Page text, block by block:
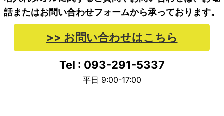
話またはお問い合わせフォームから承っております。
>> お問い合わせはこちら
Tel : 093-291-5337
平日 9:00-17:00